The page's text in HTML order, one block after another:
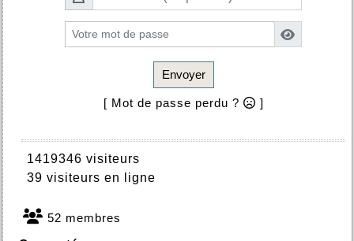
Envoyer
[ Mot de passe perdu ? ]
1419346 visiteurs
39 visiteurs en ligne
52 membres